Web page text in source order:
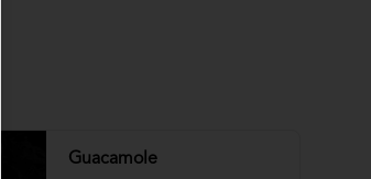
Guacamole